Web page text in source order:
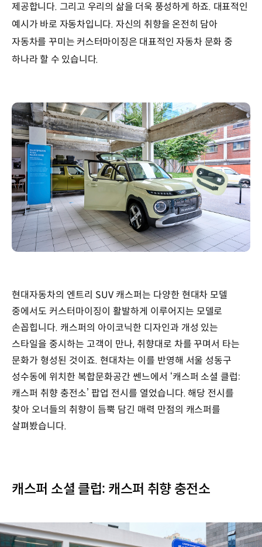
제공합니다. 그리고 우리의 삶을 더욱 풍성하게 하죠. 대표적인
예시가 바로 자동차입니다. 자신의 취향을 온전히 담아
자동차를 꾸미는 커스터마이징은 대표적인 자동차 문화 중
하나라 할 수 있습니다.
현대자동차의 엔트리 SUV 캐스퍼는 다양한 현대차 모델
중에서도 커스터마이징이 활발하게 이루어지는 모델로
손꼽힙니다. 캐스퍼의 아이코닉한 디자인과 개성 있는
스타일을 중시하는 고객이 만나, 취향대로 차를 꾸며서 타는
문화가 형성된 것이죠. 현대차는 이를 반영해 서울 성동구
성수동에 위치한 복합문화공간 쎈느에서 ‘캐스퍼 소셜 클럽:
캐스퍼 취향 충전소’ 팝업 전시를 열었습니다. 해당 전시를
찾아 오너들의 취향이 듬뿍 담긴 매력 만점의 캐스퍼를
살펴봤습니다.
캐스퍼 소셜 클럽: 캐스퍼 취향 충전소